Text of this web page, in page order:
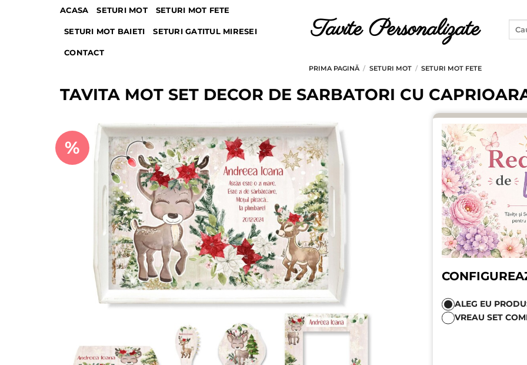
Tavite Personalizate
ACASA SETURI MOT SETURI MOT FETE
SETURI MOT BAIETI SETURI GATITUL MIRESEI
CONTACT
Caută
PRIMA PAGINĂ / SETURI MOT / SETURI MOT FETE
TAVITA MOT SET DECOR DE SARBATORI CU
%
ALEG EU
VREAU SET